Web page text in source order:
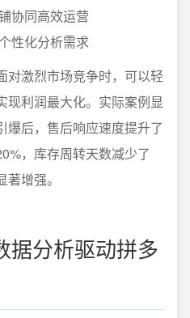
协同高效运营
性化分析需求
对激烈市场竞争时，可以轻
现利润最大化。实际案例显
爆后，售后响应速度提升了
，库存周转天数减少了
增强。
据分析驱动拼多